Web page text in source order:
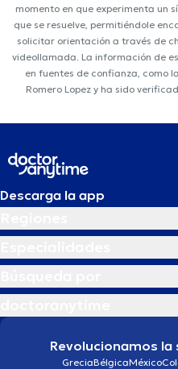
momento en que experimenta un
que se resuelve, permitiéndole
solicitar orientación a través de
videollamada. La información de
en fuentes de confianza, como
Romero Lopez y ha sido
Descarga la app
Revolucionamos la
GreciaBélgicaMéxico